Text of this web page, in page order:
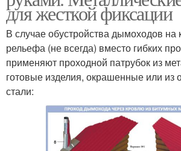
для жесткой фиксации
В случае обустройства дымоходов
рельефа (не всегда) вместо гибких
применяют проходной патрубок из
готовые изделия, окрашенные или из
стали: